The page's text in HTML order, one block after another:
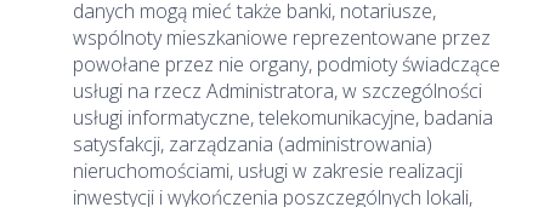
danych mogą mieć także banki, notariusze,
wspólnoty mieszkaniowe reprezentowane przez
powołane przez nie organy, podmioty świadczące
usługi na rzecz Administratora, w szczególności
usługi informatyczne, telekomunikacyjne, badania
satysfakcji, zarządzania (administrowania)
nieruchomościami, usługi w zakresie realizacji
inwestycji i wykończenia poszczególnych lokali,